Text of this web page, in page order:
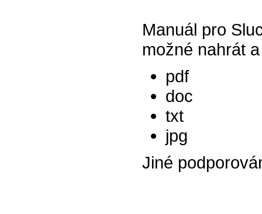
Manuál pro
možné nahrát
pdf
doc
txt
jpg
Jiné